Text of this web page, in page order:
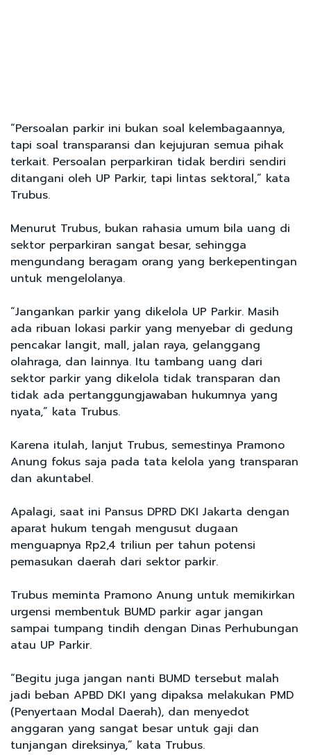
“Persoalan parkir ini bukan soal kelembagaannya,
tapi soal transparansi dan kejujuran semua pihak
terkait. Persoalan perparkiran tidak berdiri sendiri
ditangani oleh UP Parkir, tapi lintas sektoral,” kata
Trubus.
Menurut Trubus, bukan rahasia umum bila uang di
sektor perparkiran sangat besar, sehingga
mengundang beragam orang yang berkepentingan
untuk mengelolanya.
“Jangankan parkir yang dikelola UP Parkir. Masih
ada ribuan lokasi parkir yang menyebar di gedung
pencakar langit, mall, jalan raya, gelanggang
olahraga, dan lainnya. Itu tambang uang dari
sektor parkir yang dikelola tidak transparan dan
tidak ada pertanggungjawaban hukumnya yang
nyata,” kata Trubus.
Karena itulah, lanjut Trubus, semestinya Pramono
Anung fokus saja pada tata kelola yang transparan
dan akuntabel.
Apalagi, saat ini Pansus DPRD DKI Jakarta dengan
aparat hukum tengah mengusut dugaan
menguapnya Rp2,4 triliun per tahun potensi
pemasukan daerah dari sektor parkir.
Trubus meminta Pramono Anung untuk memikirkan
urgensi membentuk BUMD parkir agar jangan
sampai tumpang tindih dengan Dinas Perhubungan
atau UP Parkir.
“Begitu juga jangan nanti BUMD tersebut malah
jadi beban APBD DKI yang dipaksa melakukan PMD
(Penyertaan Modal Daerah), dan menyedot
anggaran yang sangat besar untuk gaji dan
tunjangan direksinya,” kata Trubus.